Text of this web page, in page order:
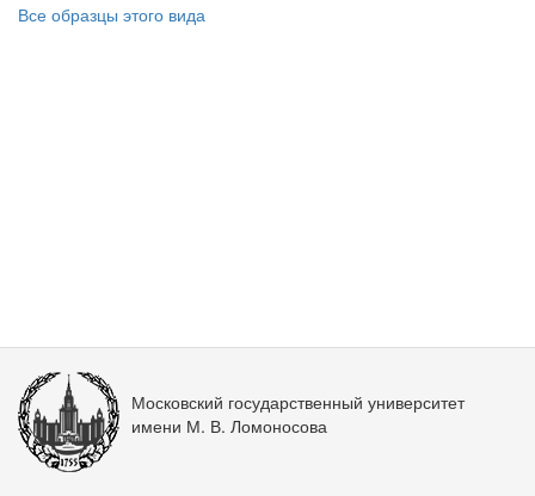
Все образцы этого вида
Московский государственный университет
имени М. В. Ломоносова